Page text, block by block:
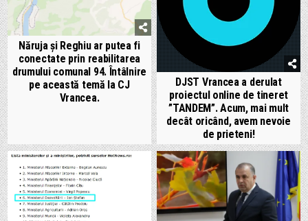
Năruja și Reghiu ar putea fi
conectate prin reabilitarea
drumului comunal 94. Întâlnire
pe această temă la CJ
Vrancea.
DJST Vrancea a derulat
proiectul online de tineret
”TANDEM”. Acum, mai mult
decât oricând, avem nevoie
de prieteni!